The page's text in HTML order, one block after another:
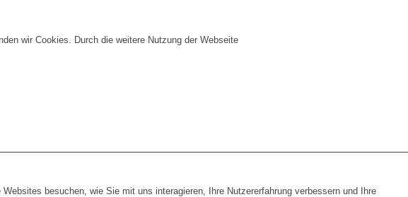
wir Cookies. Durch die weitere Nutzung der Webseite
besuchen, wie Sie mit uns interagieren, Ihre Nutzererfahrung verbessern und Ihre